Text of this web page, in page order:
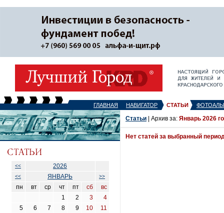
ГЛАВНАЯ НАВИГАТОР СТАТЬИ
<< 2026
<< ЯНВАРЬ >>
пн вт ср чт пт сб
вс
1
2 3
4
5
6 7 8 9 10
11
Статьи | Архив за: Январь 2026
Нет статей за выбранный